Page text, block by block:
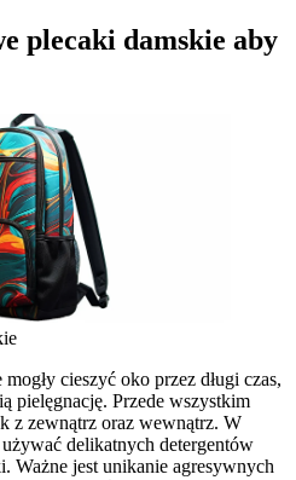
plecaki damskie aby
cieszyć oko przez długi czas,
pielęgnację. Przede wszystkim
z zewnątrz oraz wewnątrz. W
delikatnych detergentów
Ważne jest unikanie agresywnych